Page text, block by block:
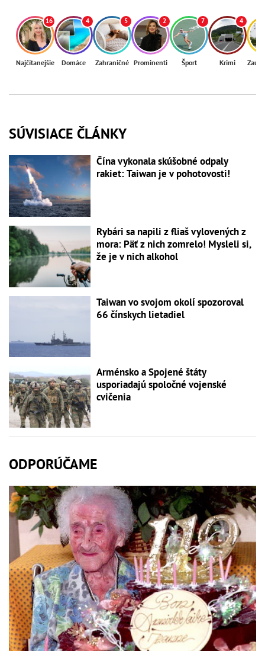
16
Najčítanejšie
4
Domáce
5
Zahraničné
2
Prominenti
7
Šport
4
Krimi
SÚVISIACE ČLÁNKY
Čína vykonala skúšobné odpaly
rakiet: Taiwan je v pohotovosti!
Rybári sa napili z fliaš vylovených z
mora: Päť z nich zomrelo! Mysleli si,
že je v nich alkohol
Taiwan vo svojom okolí spozoroval
66 čínskych lietadiel
Arménsko a Spojené štáty
usporiadajú spoločné vojenské
cvičenia
ODPORÚČAME